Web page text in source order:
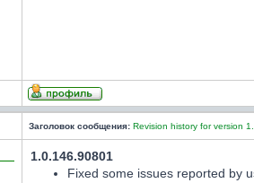
Заголовок сообщения: Revision history for version
1.0.146.90801
Fixed some issues reported by